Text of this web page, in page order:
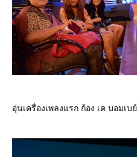
อุ่นเครื่องเพลงแรก ก้อง เค บอมเบย์